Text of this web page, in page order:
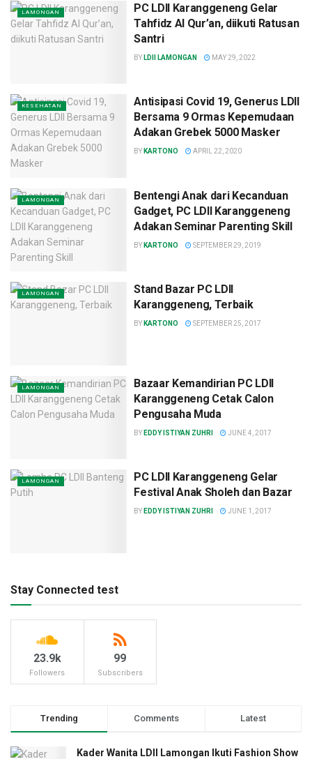
LAMONGAN
PC LDII Karanggeneng Gelar
Tahfidz Al Qur’an, diikuti Ratusan
Santri
BY LDII LAMONGAN MAY 29, 2022
KESEHATAN
Antisipasi Covid 19, Generus LDII
Bersama 9 Ormas Kepemudaan
Adakan Grebek 5000 Masker
BY KARTONO APRIL 22, 2020
LAMONGAN
Bentengi Anak dari Kecanduan
Gadget, PC LDII Karanggeneng
Adakan Seminar Parenting Skill
BY KARTONO SEPTEMBER 29, 2019
LAMONGAN
Stand Bazar PC LDII
Karanggeneng, Terbaik
BY KARTONO SEPTEMBER 25, 2017
LAMONGAN
Bazaar Kemandirian PC LDII
Karanggeneng Cetak Calon
Pengusaha Muda
BY EDDY ISTIYAN ZUHRI JUNE 4, 2017
LAMONGAN
PC LDII Karanggeneng Gelar
Festival Anak Sholeh dan Bazar
BY EDDY ISTIYAN ZUHRI JUNE 1, 2017
Stay Connected test
23.9k
Followers
99
Subscribers
Trending Comments Latest
Kader Wanita LDII Lamongan Ikuti Fashion Show